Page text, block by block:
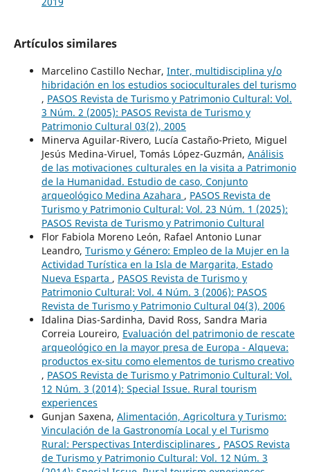
Artículos similares
Marcelino Castillo Nechar, Inter, multidisciplina y/o
hibridación en los estudios socioculturales del turismo
, PASOS Revista de Turismo y Patrimonio Cultural: Vol.
3 Núm. 2 (2005): PASOS Revista de Turismo y
Patrimonio Cultural 03(2), 2005
Minerva Aguilar-Rivero, Lucía Castaño-Prieto, Miguel
Jesús Medina-Viruel, Tomás López-Guzmán, Análisis
de las motivaciones culturales en la visita a Patrimonio
de la Humanidad. Estudio de caso, Conjunto
arqueológico Medina Azahara , PASOS Revista de
Turismo y Patrimonio Cultural: Vol. 23 Núm. 1 (2025):
PASOS Revista de Turismo y Patrimonio Cultural
Flor Fabiola Moreno León, Rafael Antonio Lunar
Leandro, Turismo y Género: Empleo de la Mujer en la
Actividad Turística en la Isla de Margarita, Estado
Nueva Esparta , PASOS Revista de Turismo y
Patrimonio Cultural: Vol. 4 Núm. 3 (2006): PASOS
Revista de Turismo y Patrimonio Cultural 04(3), 2006
Idalina Dias-Sardinha, David Ross, Sandra Maria
Correia Loureiro, Evaluación del patrimonio de rescate
arqueológico en la mayor presa de Europa - Alqueva:
productos ex-situ como elementos de turismo creativo
, PASOS Revista de Turismo y Patrimonio Cultural: Vol.
12 Núm. 3 (2014): Special Issue. Rural tourism
experiences
Gunjan Saxena, Alimentación, Agricoltura y Turismo:
Vinculación de la Gastronomía Local y el Turismo
Rural: Perspectivas Interdisciplinares , PASOS Revista
de Turismo y Patrimonio Cultural: Vol. 12 Núm. 3